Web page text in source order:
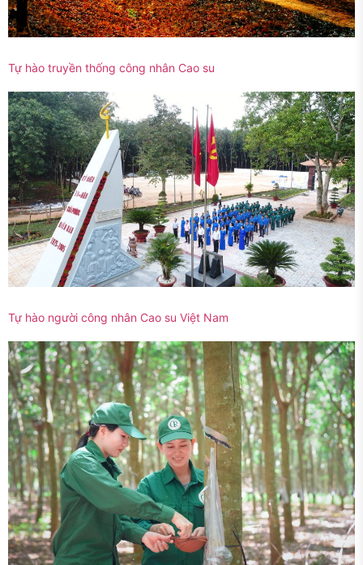
Tự hào truyền thống công nhân Cao su
Tự hào người công nhân Cao su Việt Nam